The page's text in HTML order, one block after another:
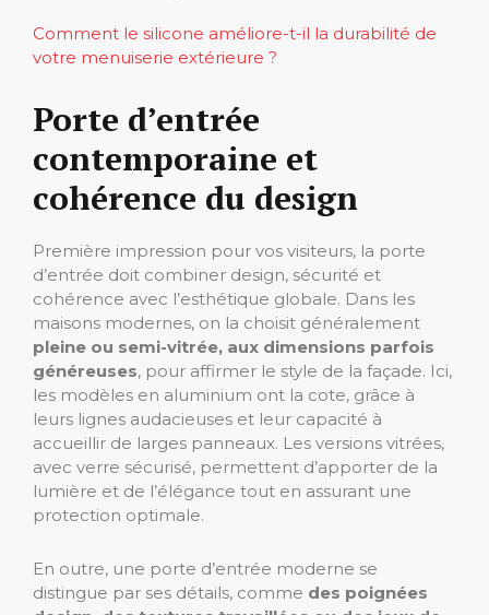
Comment le silicone améliore-t-il la durabilité de
votre menuiserie extérieure ?
Porte d’entrée
contemporaine et
cohérence du design
Première impression pour vos visiteurs, la porte
d’entrée doit combiner design, sécurité et
cohérence avec l’esthétique globale. Dans les
maisons modernes, on la choisit généralement
pleine ou semi-vitrée, aux dimensions parfois
généreuses, pour affirmer le style de la façade. Ici,
les modèles en aluminium ont la cote, grâce à
leurs lignes audacieuses et leur capacité à
accueillir de larges panneaux. Les versions vitrées,
avec verre sécurisé, permettent d’apporter de la
lumière et de l’élégance tout en assurant une
protection optimale.
En outre, une porte d’entrée moderne se
distingue par ses détails, comme des poignées